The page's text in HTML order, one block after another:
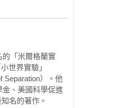
說，像里昂．費斯
Ross）與理查．尼
境的限制與控制，
不謀而合。。
德國民眾在納粹
格蘭是年輕猶太
家再次出現。雖
感到懷疑。儘管
的平庸」（the
），這位
，如同前面的
，而大多數的
會做出邪惡的
，都是這樣造
「米爾格蘭實
世界實驗」
Separation）。他
、美國科學促進
名的著作。